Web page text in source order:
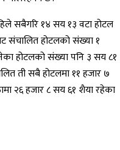
सबैगरि १४ सय १३ वटा होटल
संचालित होटलको संख्या १
होटलको संख्या पनि ३ सय ८१
ती सबै होटलमा ११ हजार ७
२६ हजार ८ सय ६१ शैया रहेका